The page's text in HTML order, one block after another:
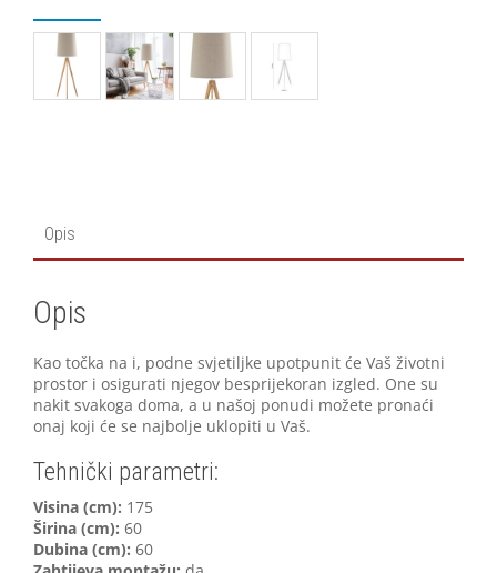
Opis
Opis
Kao točka na i, podne svjetiljke upotpunit će Vaš životni
prostor i osigurati njegov besprijekoran izgled. One su
nakit svakoga doma, a u našoj ponudi možete pronaći
onaj koji će se najbolje uklopiti u Vaš.
Tehnički parametri:
Visina (cm): 175
Širina (cm): 60
Dubina (cm): 60